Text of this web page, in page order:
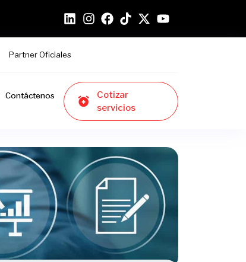
Partner Oficiales
Contáctenos
Cotizar
servicios